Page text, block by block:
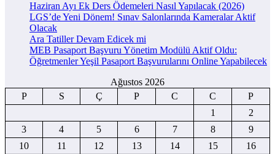
Haziran Ayı Ek Ders Ödemeleri Nasıl Yapılacak (2026)
LGS’de Yeni Dönem! Sınav Salonlarında Kameralar Aktif
Olacak
Ara Tatiller Devam Edicek mi
MEB Pasaport Başvuru Yönetim Modülü Aktif Oldu:
Öğretmenler Yeşil Pasaport Başvurularını Online Yapabilecek
Ağustos 2026
P
S Ç P C C
P
1
2
3
4 5 6 7 8
9
10
11 12 13 14 15
16